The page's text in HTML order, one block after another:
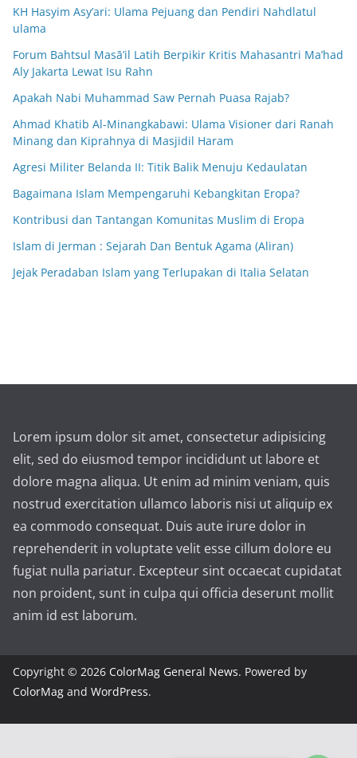
KH Hasyim Asy’ari: Ulama Pejuang dan Pendiri Nahdlatul
ulama
Forum Bahtsul Masā’il Latih Berpikir Kritis Mahasantri Ma’had
Aly Jakarta Lewat Isu Rahn
Apakah Nabi Muhammad Saw Pernah Puasa Rajab?
Ahmad Khatib Al-Minangkabawi: Ulama Visioner dari Ranah
Minang dan Kiprahnya di Masjidil Haram
Agresi Militer Belanda II: Titik Balik Menuju Kedaulatan
Bagaimana Islam Mempengaruhi Kebangkitan Eropa?
Kontribusi dan Tantangan Komunitas Muslim di Eropa
Islam di Jerman : Sejarah Dan Bentuk Agama (Aliran)
Jejak Peradaban Islam yang Terlupakan di Italia Selatan
Lorem ipsum dolor sit amet, consectetur adipisicing
elit, sed do eiusmod tempor incididunt ut labore et
dolore magna aliqua. Ut enim ad minim veniam, quis
nostrud exercitation ullamco laboris nisi ut aliquip ex
ea commodo consequat. Duis aute irure dolor in
reprehenderit in voluptate velit esse cillum dolore eu
fugiat nulla pariatur. Excepteur sint occaecat cupidatat
non proident, sunt in culpa qui officia deserunt mollit
anim id est laborum.
Copyright © 2026 ColorMag General News. Powered by
ColorMag and WordPress.